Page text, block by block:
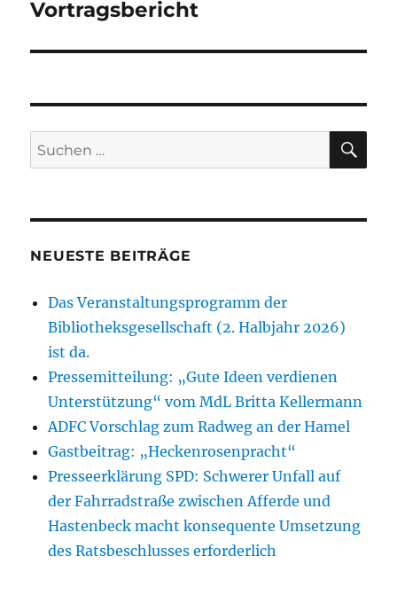
Beitrag:
Vortragsbericht
Suchen
nach:
NEUESTE BEITRÄGE
Das Veranstaltungsprogramm der
Bibliotheksgesellschaft (2. Halbjahr 2026)
ist da.
Pressemitteilung: „Gute Ideen verdienen
Unterstützung“ vom MdL Britta Kellermann
ADFC Vorschlag zum Radweg an der Hamel
Gastbeitrag: „Heckenrosenpracht“
Presseerklärung SPD: Schwerer Unfall auf
der Fahrradstraße zwischen Afferde und
Hastenbeck macht konsequente Umsetzung
des Ratsbeschlusses erforderlich